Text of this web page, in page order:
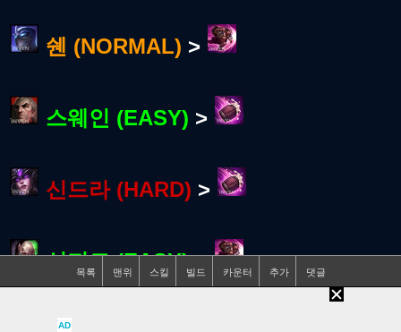
쉔 (NORMAL) >
스웨인 (EASY) >
신드라 (HARD) >
신지드 (EASY)>
목록 맨위 스킬 빌드 카운터 추가 댓글
AD